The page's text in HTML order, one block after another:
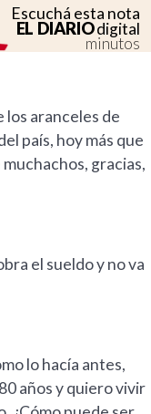
Escuchá esta nota
EL DIARIOdigital
minutos
los aranceles de
país, hoy más que
gracias,
el sueldo y no va
lo hacía antes,
años y quiero vivir